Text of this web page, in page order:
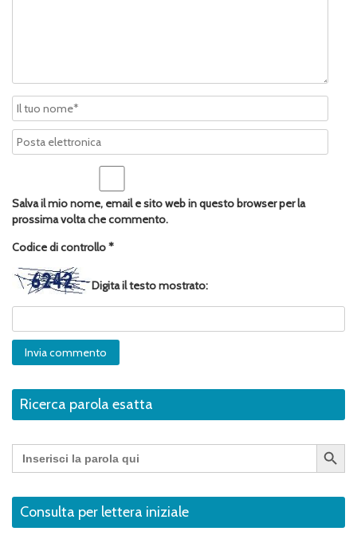
Salva il mio nome, email e sito web in questo browser per la
prossima volta che commento.
Codice di controllo*
Digita il testo mostrato:
Ricerca parola esatta
Search
for:
Search Button
Consulta per lettera iniziale